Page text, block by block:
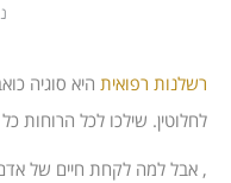
רשלנות רפואית היא סוגיה
לחלוטין. שילכו לכל הרוחות
, אבל למה לקחת חיים של